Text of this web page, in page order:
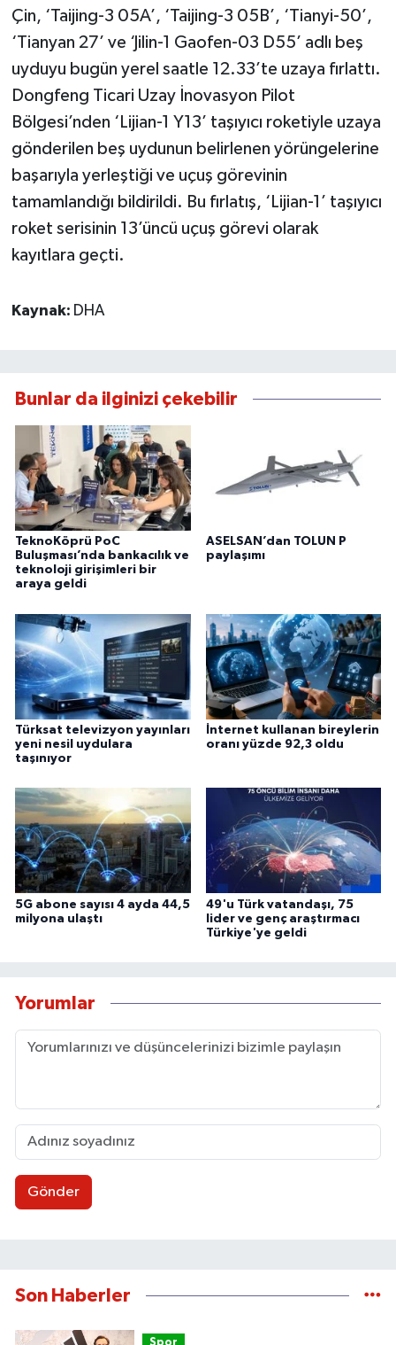
Çin, ‘Taijing-3 05A’, ‘Taijing-3 05B’, ‘Tianyi-50’,
‘Tianyan 27’ ve ‘Jilin-1 Gaofen-03 D55’ adlı beş
uyduyu bugün yerel saatle 12.33’te uzaya fırlattı.
Dongfeng Ticari Uzay İnovasyon Pilot
Bölgesi’nden ‘Lijian-1 Y13’ taşıyıcı roketiyle uzaya
gönderilen beş uydunun belirlenen yörüngelerine
başarıyla yerleştiği ve uçuş görevinin
tamamlandığı bildirildi. Bu fırlatış, ‘Lijian-1’ taşıyıcı
roket serisinin 13’üncü uçuş görevi olarak
kayıtlara geçti.
Kaynak: DHA
Bunlar da ilginizi çekebilir
TeknoKöprü PoC
Buluşması’nda bankacılık ve
teknoloji girişimleri bir
araya geldi
ASELSAN’dan TOLUN P
paylaşımı
Türksat televizyon yayınları
yeni nesil uydulara
taşınıyor
İnternet kullanan bireylerin
oranı yüzde 92,3 oldu
5G abone sayısı 4 ayda 44,5
milyona ulaştı
49'u Türk vatandaşı, 75
lider ve genç araştırmacı
Türkiye'ye geldi
Yorumlar
Gönder
Son Haberler
Spor